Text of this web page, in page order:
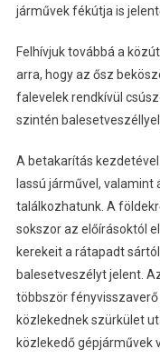
járművek fékútja is
Felhívjuk továbbá a
arra, hogy az ősz
falevelek rendkívül
szintén balesetveszéllyel
A betakarítás
lassú járművel, valamint
találkozhatunk. A
sokszor az előírásoktól
kerekeit a rátapadt
balesetveszélyt jelent.
többször fényvisszaverő
közlekednek szürkület
közlekedő gépjárművek